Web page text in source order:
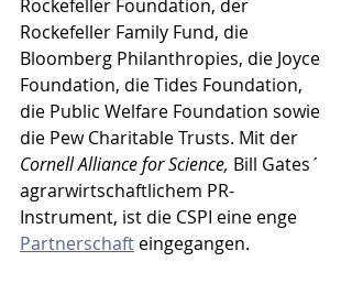
Rockefeller Foundation, der
Rockefeller Family Fund, die
Bloomberg Philanthropies, die Joyce
Foundation, die Tides Foundation,
die Public Welfare Foundation sowie
die Pew Charitable Trusts. Mit der
Cornell Alliance for Science, Bill Gates´
agrarwirtschaftlichem PR-
Instrument, ist die CSPI eine enge
Partnerschaft eingegangen.